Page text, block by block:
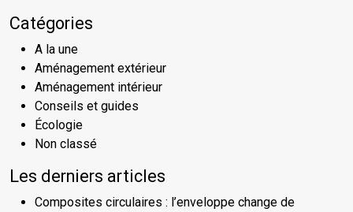
Catégories
A la une
Aménagement extérieur
Aménagement intérieur
Conseils et guides
Écologie
Non classé
Les derniers articles
Composites circulaires : l’enveloppe change de